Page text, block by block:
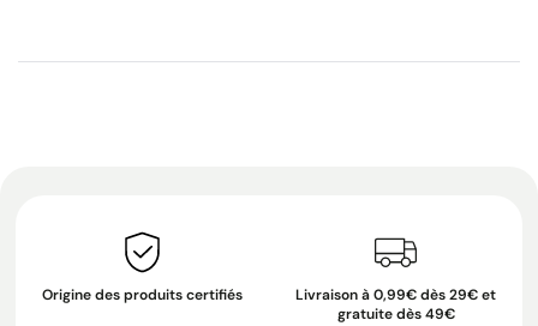
Origine des produits certifiés
Livraison à 0,99€ dès 29€ et
gratuite dès 49€